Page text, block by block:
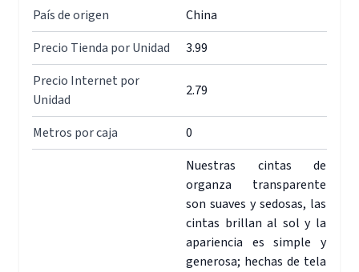
País de origen
China
Precio Tienda por Unidad
3.99
Precio Internet por
Unidad
2.79
Metros por caja 0
Nuestras cintas de
organza transparente
son suaves y sedosas, las
cintas brillan al sol y la
apariencia es simple y
generosa; hechas de tela